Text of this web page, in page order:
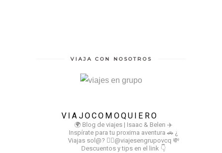
VIAJA CON NOSOTROS
VIAJOCOMOQUIERO
🌍 Blog de viajes | Isaac & Belen ✈️
Inspírate para tu proxima aventura 🚗 ¿
Viajas sol@? 👉🏻@viajesengrupovcq 💸
Descuentos y tips en el link 👇